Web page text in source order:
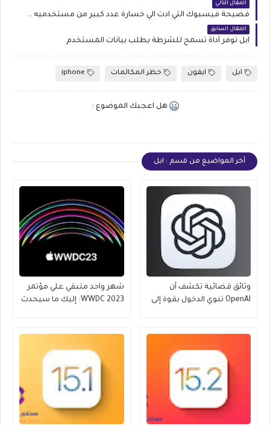
المقال التالي
فضيحة فيسبوك التي ادت الي خسارة عدد كبير من مستخدميه ..
المقال السابق
آبل توفر أداة تسمح للشرطة بطلب بيانات المستخدم
ابل ايفون حظر المكالمات iphone
هل اعجبك الموضوع :
أخر المواضيع من قسم : ابل
وثائق قضائية تكشف أن
OpenAI تنوي الدخول بقوة إلى
شهر واحد متبقي علي مؤتمر
WWDC 2023: إليك ما سيحدث